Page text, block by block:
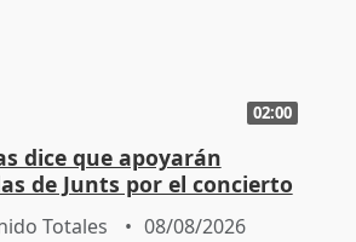
02:00
dice que apoyarán
de Junts por el concierto
de financiación
Totales 08/08/2026